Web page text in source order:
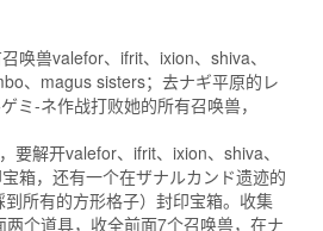
唤兽valefor、ifrit、ixion、shiva、
、magus sisters；去ナギ平原的レ
ミ-ネ作战打败她的所有召唤兽，
要解开valefor、ifrit、ixion、shiva、
箱，还有一个在ザナルカンド遗迹的
到所有的方形格子）封印宝箱。收集
个道具，收全前面7个召唤兽，在ナ